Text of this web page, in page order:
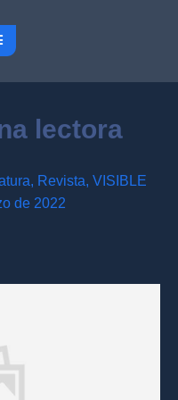
lectora
, Revista, VISIBLE
de 2022